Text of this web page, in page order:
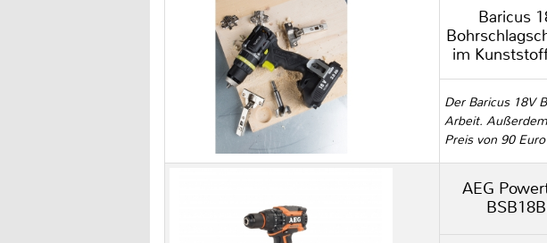
Baricus
im
Der Baricus 18V
Arbeit.
Preis von 90
AEG